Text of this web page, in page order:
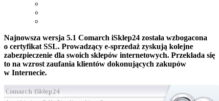
Najnowsza wersja 5.1 Comarch iSklep24 została wzbogacona
o certyfikat SSL. Prowadzący e-sprzedaż zyskują kolejne
zabezpieczenie dla swoich sklepów internetowych. Przekłada się
to na wzrost zaufania klientów dokonujących zakupów
w Internecie.